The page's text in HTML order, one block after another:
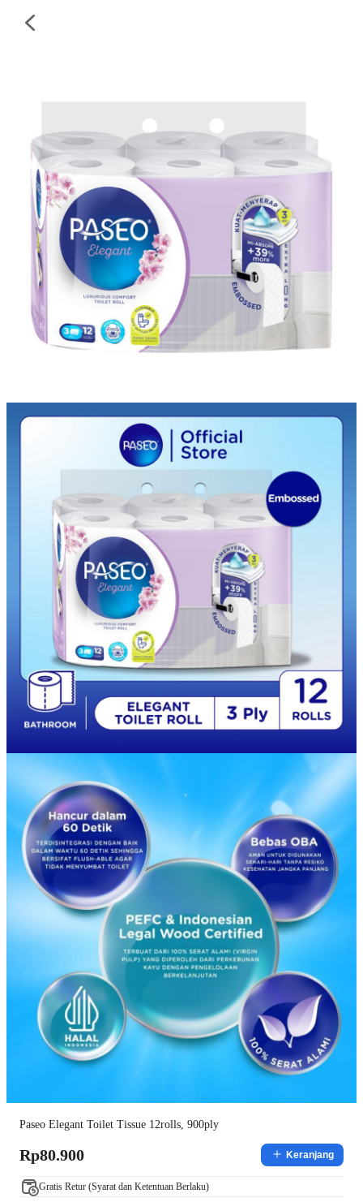
Paseo Elegant Toilet Tissue 12rolls, 900ply
Rp80.900 Keranjang
Gratis Retur (Syarat dan Ketentuan Berlaku)